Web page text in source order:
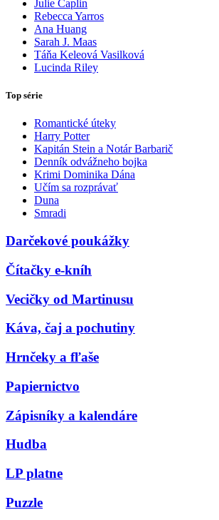
Julie Caplin
Rebecca Yarros
Ana Huang
Sarah J. Maas
Táňa Keleová Vasilková
Lucinda Riley
Top série
Romantické úteky
Harry Potter
Kapitán Stein a Notár Barbarič
Denník odvážneho bojka
Krimi Dominika Dána
Učím sa rozprávať
Duna
Smradi
Darčekové poukážky
Čítačky e-kníh
Vecičky od Martinusu
Káva, čaj a pochutiny
Hrnčeky a fľaše
Papiernictvo
Zápisníky a kalendáre
Hudba
LP platne
Puzzle